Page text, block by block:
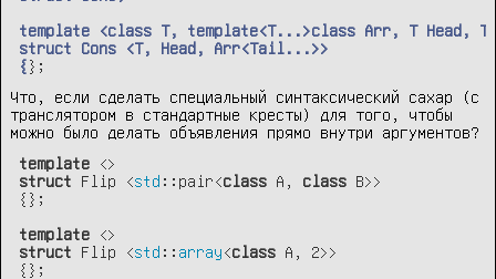
template <class T, template<T...>class Arr, T Head, T
struct Сons <T, Head, Arr<Tail ...>>
{};
Что, если сделать специальный синтаксический сахар (с
транслятором в стандартные кресты) для того, чтобы
можно было делать объявления прямо внутри аргументов?
template
struct Flip <std ::pair<class A, class B>>
{};
template
struct Flip <std :: array<class A, 2>>
{};